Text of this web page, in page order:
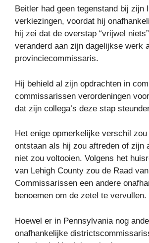
Beitler had geen tegenstand bij zijn
verkiezingen, voordat hij
hij zei dat de overstap “vrijwel
veranderd aan zijn dagelijkse werk
provinciecommissaris.
Hij behield al zijn opdrachten in
commissarissen verordeningen
dat zijn collega’s deze stap
Het enige opmerkelijke verschil
ontstaan ​​als hij zou aftreden of zijn
niet zou voltooien. Volgens het
van Lehigh County zou de Raad van
Commissarissen een andere
benoemen om de zetel te vervullen.
Hoewel er in Pennsylvania nog
onafhankelijke